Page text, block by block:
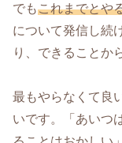
でもこれまでとや
について発信し続
り、できることか
最もやらなくて良
いです。「あいつ